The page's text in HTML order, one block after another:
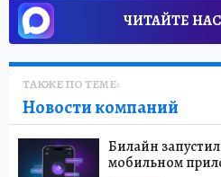
ЧИТАЙТЕ
ТАКЖЕ ПО ТЕМЕ:
Новости компаний
Билайн
мобильном